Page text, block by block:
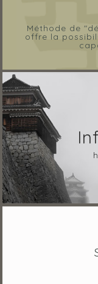
Méthode de
offre la